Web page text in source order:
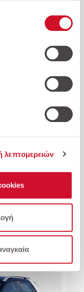
σας δεδομένων
να αλλάξετε γνώμη
σας ανά
τον
λεπτομερειών